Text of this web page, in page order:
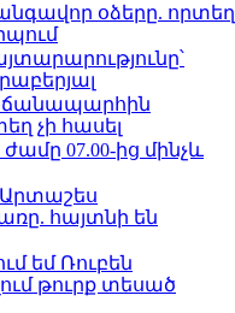
օձերը. որտեղ
ճանապարհին
չի հասել
ժամը 07.00-ից մինչև
հայտնի են
եմ Ռուբեն
թուրք տեսած